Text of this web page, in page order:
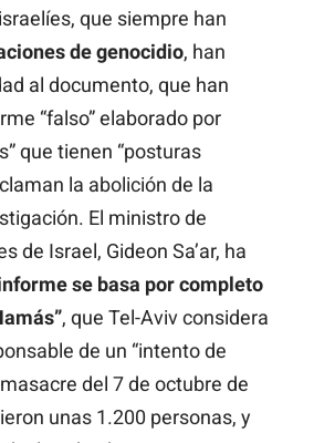
que siempre han
de genocidio, han
al documento, que han
“falso” elaborado por
que tienen “posturas
la abolición de la
El ministro de
de Israel, Gideon Sa’ar, ha
se basa por completo
, que Tel-Aviv considera
de un “intento de
del 7 de octubre de
unas 1.200 personas, y